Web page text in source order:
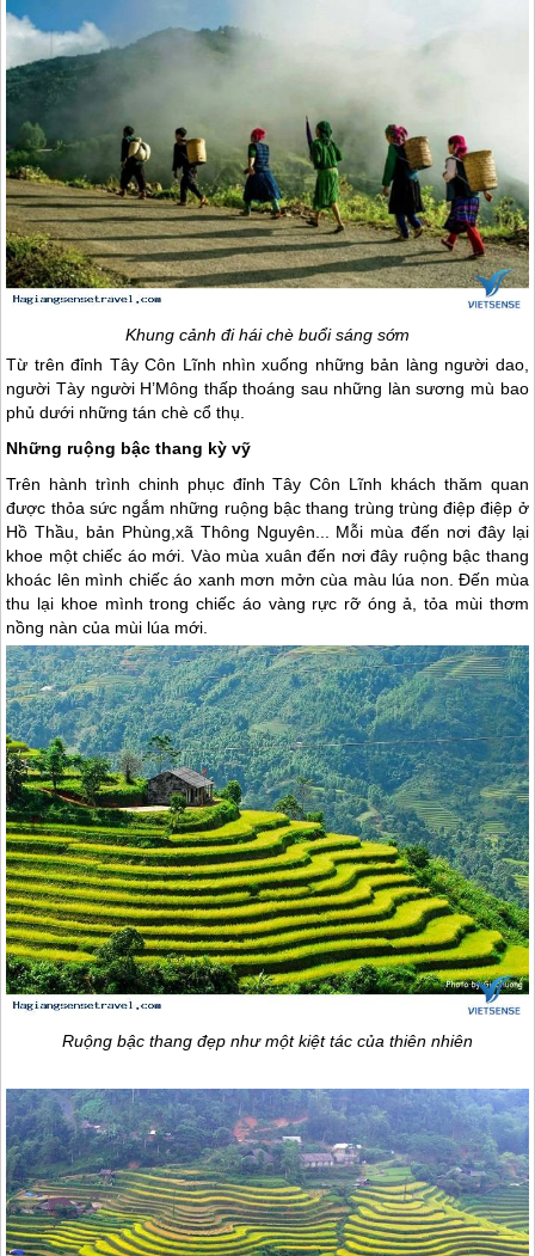
Khung cảnh đi hái chè buổi sáng sớm
Từ trên đỉnh Tây Côn Lĩnh nhìn xuống những bản làng người dao,
người Tày người H’Mông thấp thoáng sau những làn sương mù bao
phủ dưới những tán chè cổ thụ.
Những ruộng bậc thang kỳ vỹ
Trên hành trình chinh phục đỉnh Tây Côn Lĩnh khách thăm quan
được thỏa sức ngắm những ruộng bậc thang trùng trùng điệp điệp ở
Hồ Thầu, bản Phùng,xã Thông Nguyên... Mỗi mùa đến nơi đây lại
khoe một chiếc áo mới. Vào mùa xuân đến nơi đây ruộng bậc thang
khoác lên mình chiếc áo xanh mơn mởn cùa màu lúa non. Đến mùa
thu lại khoe mình trong chiếc áo vàng rực rỡ óng ả, tỏa mùi thơm
nồng nàn của mùi lúa mới.
Ruộng bậc thang đẹp như một kiệt tác của thiên nhiên